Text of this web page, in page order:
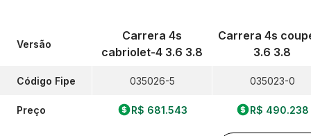
Versão
Código Fipe
Preço
Carrera 4s
cabriolet-4 3.6 3.8
035026-5
R$ 681.543
Carrera 4s
3.6 3.8
035023-0
R$ 490.238